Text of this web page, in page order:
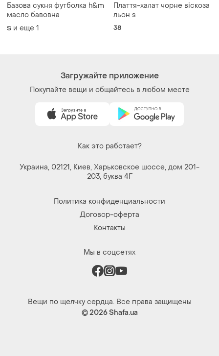
Базова сукня футболка h&m
масло бавовна
S и еще 1
Плаття-халат чорне віскоза
льон s
38
Загружайте приложение
Покупайте вещи и общайтесь в любом месте
Как это работает?
Украина, 02121, Киев, Харьковское шоссе, дом 201-
203, буква 4Г
Политика конфиденциальности
Договор-оферта
Контакты
Мы в соцсетях
Вещи по щелчку сердца. Все права защищены
© 2026Shafa.ua